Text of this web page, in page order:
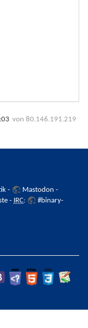
von 80.146.191.219
- Mastodon -
- IRC:
#binary-